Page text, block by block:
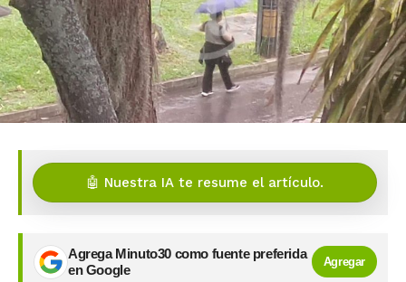
🤖 Nuestra IA te resume el artículo.
Agrega Minuto30 como fuente preferida
en Google
Agregar